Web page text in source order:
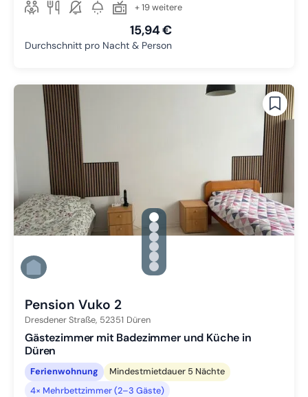
+ 19 weitere
15,94 €
Durchschnitt pro Nacht & Person
gallery.slide_selector
Zu Slide 1 wechseln
Zu Slide 2 wechseln
Zu Slide 3 wechseln
Zu Slide 4 wechseln
Zu Slide 5 wechseln
Zu Slide 6 wechseln
Pension Vuko 2
Dresdener Straße, 52351 Düren
Gästezimmer mit Badezimmer und Küche in
Düren
Ferienwohnung
Mindestmietdauer 5 Nächte
4× Mehrbettzimmer (2–3 Gäste)